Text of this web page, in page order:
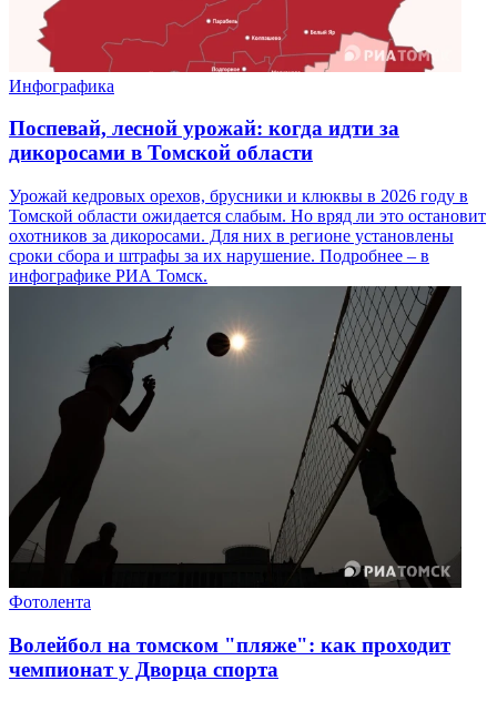
Инфографика
Поспевай, лесной урожай: когда идти за
дикоросами в Томской области
Урожай кедровых орехов, брусники и клюквы в 2026 году в
Томской области ожидается слабым. Но вряд ли это остановит
охотников за дикоросами. Для них в регионе установлены
сроки сбора и штрафы за их нарушение. Подробнее – в
инфографике РИА Томск.
Фотолента
Волейбол на томском "пляже": как проходит
чемпионат у Дворца спорта